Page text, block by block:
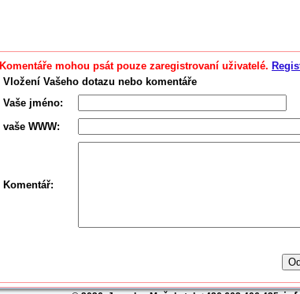
Komentáře mohou psát pouze zaregistrovaní uživatelé.
Vložení Vašeho dotazu nebo komentáře
Vaše jméno:
vaše WWW:
Komentář: